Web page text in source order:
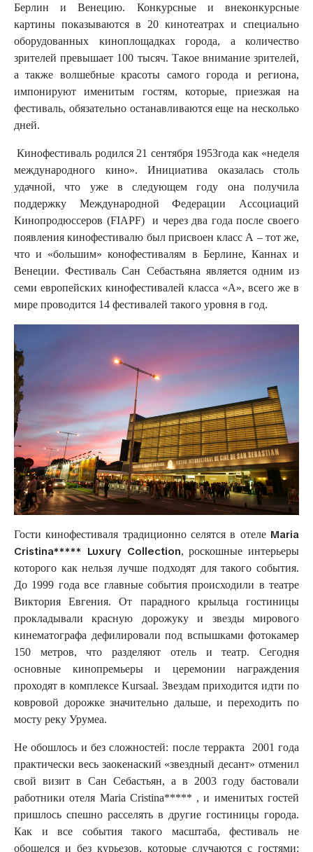
Берлин и Венецию. Конкурсные и внеконкурсные
картины показываются в 20 кинотеатрах и специально
оборудованных киноплощадках города, а количество
зрителей превышает 100 тысяч. Такое внимание зрителей,
а также волшебные красоты самого города и региона,
импонируют именитым гостям, которые, приезжая на
фестиваль, обязательно останавливаются еще на несколько
дней.
Кинофестиваль родился 21 сентября 1953года как «неделя
международного кино». Инициатива оказалась столь
удачной, что уже в следующем году она получила
поддержку Международной Федерации Ассоциаций
Кинопродюссеров (FIAPF) и через два года после своего
появления кинофестивалю был присвоен класс А – тот же,
что и «большим» конофестивалям в Берлине, Каннах и
Венеции. Фестиваль Сан Себастьяна является одним из
семи европейских кинофестивалей класса «А», всего же в
мире проводится 14 фестивалей такого уровня в год.
Гости кинофестиваля традиционно селятся в отеле Maria
Cristina***** Luxury Collection, роскошные интерьеры
которого как нельзя лучше подходят для такого события.
До 1999 года все главные события происходили в театре
Виктория Евгения. От парадного крыльца гостиницы
прокладывали красную дорожуку и звезды мирового
кинематографа дефилировали под вспышками фотокамер
150 метров, что разделяют отель и театр. Сегодня
основные кинопремьеры и церемонии награждения
проходят в комплексе Kursaal. Звездам приходится идти по
ковровой дорожке значительно дальше, и переходить по
мосту реку Урумеа.
Не обошлось и без сложностей: после терракта 2001 года
практически весь заокенаский «звездный десант» отменил
свой визит в Сан Себастьян, а в 2003 году бастовали
работники отеля Maria Cristina***** , и именитых гостей
пришлось спешно расселять в другие гостиницы города.
Как и все события такого масштаба, фестиваль не
обошелся и без курьезов, которые случаются с гостями: